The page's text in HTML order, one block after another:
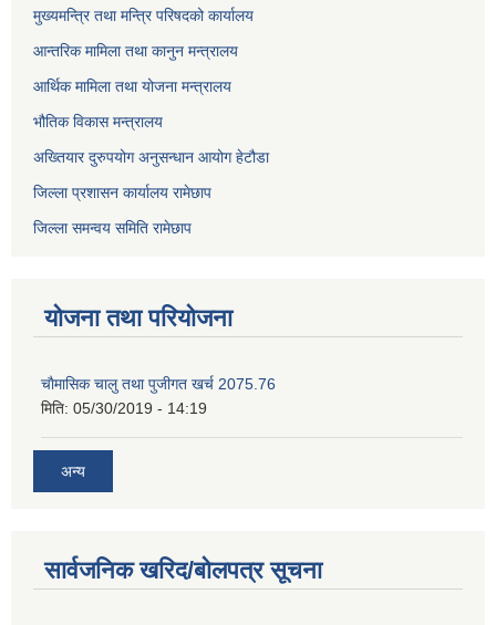
मुख्यमन्त्रि तथा मन्त्रि परिषदको कार्यालय
आन्तरिक मामिला तथा कानुन मन्त्रालय
आर्थिक मामिला तथा योजना मन्त्रालय
भौतिक विकास मन्त्रालय
अख्तियार दुरुपयोग अनुसन्धान आयोग हेटौडा
जिल्ला प्रशासन कार्यालय रामेछाप
जिल्ला समन्वय समिति रामेछाप
योजना तथा परियोजना
चाैमासिक चालु तथा पुजीगत खर्च 2075.76
मिति: 05/30/2019 - 14:19
अन्य
सार्वजनिक खरिद/बोलपत्र सूचना